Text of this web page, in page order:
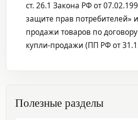
ст. 26.1 Закона РФ от
защите прав потребителей»
продажи товаров по
купли-продажи (ПП РФ от
Полезные разделы